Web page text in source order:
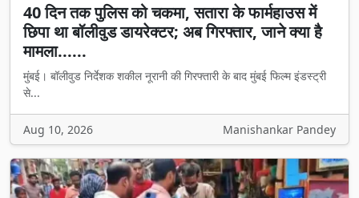
40 दिन तक पुलिस को चकमा, सतारा के फार्महाउस में
छिपा था बॉलीवुड डायरेक्टर; अब गिरफ्तार, जाने क्या है
मामला......
मुंबई। बॉलीवुड निर्देशक शकील नूरानी की गिरफ्तारी के बाद मुंबई फिल्म इंडस्ट्री
से...
Aug 10, 2026 Manishankar Pandey